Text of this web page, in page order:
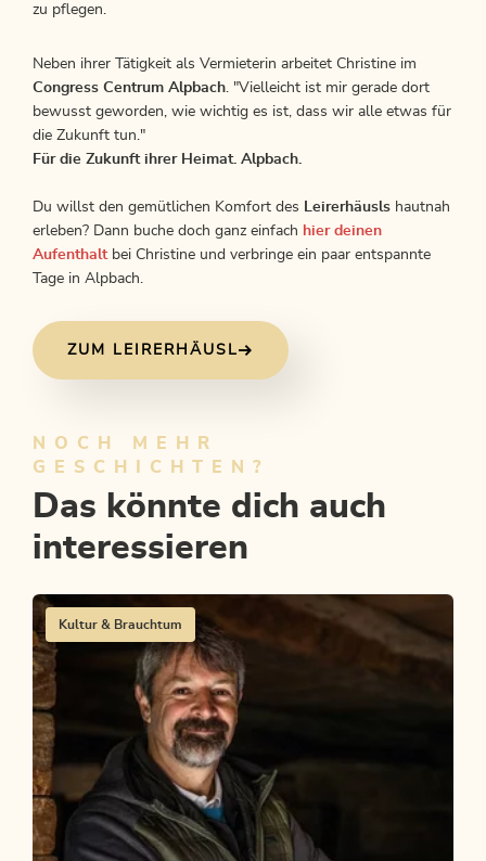
zu pflegen.
Neben ihrer Tätigkeit als Vermieterin arbeitet Christine im
Congress Centrum Alpbach. "Vielleicht ist mir gerade dort
bewusst geworden, wie wichtig es ist, dass wir alle etwas für
die Zukunft tun."
Für die Zukunft ihrer Heimat. Alpbach.
Du willst den gemütlichen Komfort des Leirerhäusls hautnah
erleben? Dann buche doch ganz einfach hier deinen
Aufenthaltbei Christine und verbringe ein paar entspannte
Tage in Alpbach.
ZUM LEIRERHÄUSL
NOCH MEHR
GESCHICHTEN?
Das könnte dich auch
interessieren
Kultur & Brauchtum